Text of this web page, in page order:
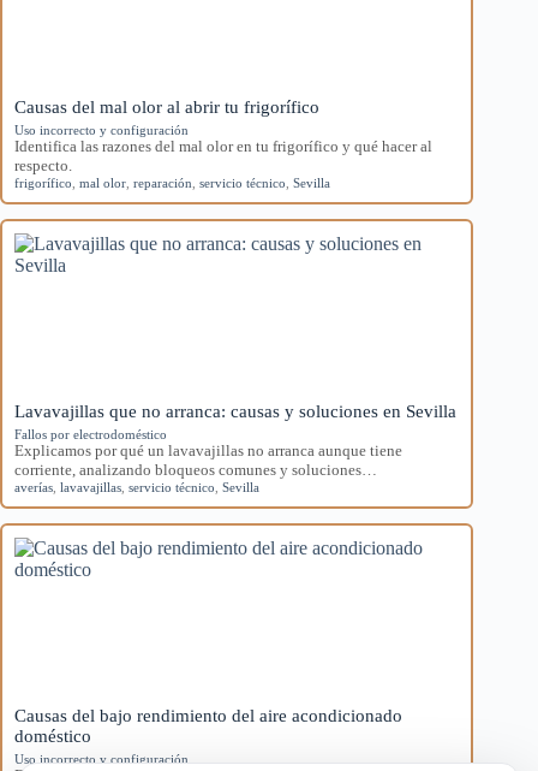
Causas del mal olor al abrir tu frigorífico
Uso incorrecto y configuración
Identifica las razones del mal olor en tu frigorífico y qué hacer al
respecto.
frigorífico mal olor reparación servicio técnico Sevilla
Lavavajillas que no arranca: causas y soluciones en Sevilla
Fallos por electrodoméstico
Explicamos por qué un lavavajillas no arranca aunque tiene
corriente, analizando bloqueos comunes y soluciones…
averías lavavajillas servicio técnico Sevilla
Causas del bajo rendimiento del aire acondicionado
doméstico
Uso incorrecto y configuración